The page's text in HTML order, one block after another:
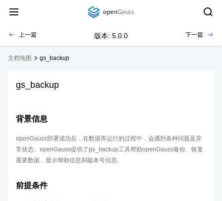
上一篇 版本: 5.0.0 下一篇
文档地图 gs_backup
gs_backup
背景信息
openGauss部署成功后，在数据库运行的过程中，会遇到各种问题及异
常状态。openGauss提供了gs_backup工具帮助openGauss备份、恢复
重要数据、显示帮助信息和版本号信息。
前提条件